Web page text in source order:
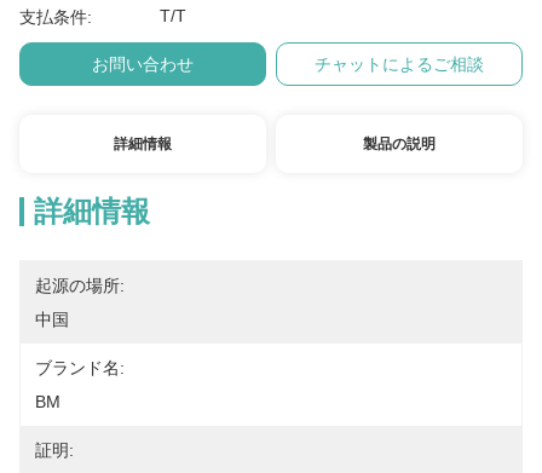
支払条件: T/T
お問い合わせ チャットによるご相談
詳細情報 製品の説明
詳細情報
起源の場所:
中国
ブランド名:
BM
証明: